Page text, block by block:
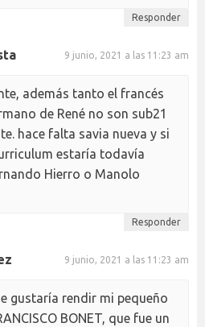
Responder
9 junio, 2021 a las 11:23 am
además tanto el francés
de René no son sub21
hace falta savia nueva y si
estaría todavía
Hierro o Manolo
Responder
9 junio, 2021 a las 11:23 am
gustaría rendir mi pequeño
BONET, que fue un